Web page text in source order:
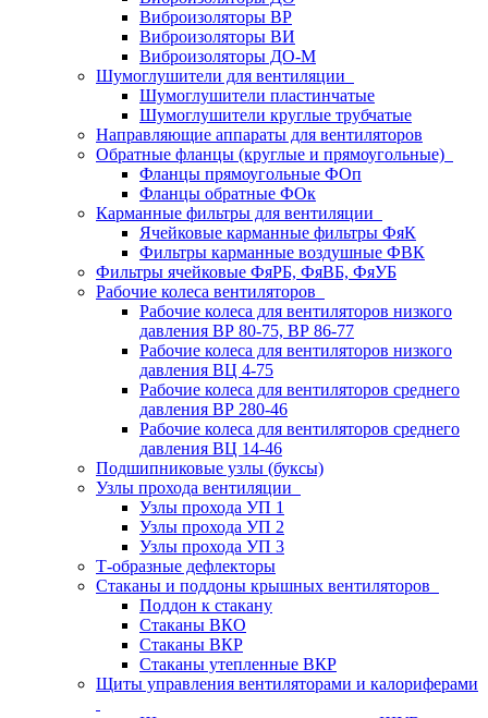
Виброизоляторы ВР
Виброизоляторы ВИ
Виброизоляторы ДО-М
Шумоглушители для вентиляции
Шумоглушители пластинчатые
Шумоглушители круглые трубчатые
Направляющие аппараты для вентиляторов
Обратные фланцы (круглые и прямоугольные)
Фланцы прямоугольные ФОп
Фланцы обратные ФОк
Карманные фильтры для вентиляции
Ячейковые карманные фильтры ФяК
Фильтры карманные воздушные ФВК
Фильтры ячейковые ФяРБ, ФяВБ, ФяУБ
Рабочие колеса вентиляторов
Рабочие колеса для вентиляторов низкого
давления ВР 80-75, ВР 86-77
Рабочие колеса для вентиляторов низкого
давления ВЦ 4-75
Рабочие колеса для вентиляторов среднего
давления ВР 280-46
Рабочие колеса для вентиляторов среднего
давления ВЦ 14-46
Подшипниковые узлы (буксы)
Узлы прохода вентиляции
Узлы прохода УП 1
Узлы прохода УП 2
Узлы прохода УП 3
Т-образные дефлекторы
Стаканы и поддоны крышных вентиляторов
Поддон к стакану
Стаканы ВКО
Стаканы ВКР
Стаканы утепленные ВКР
Щиты управления вентиляторами и калориферами